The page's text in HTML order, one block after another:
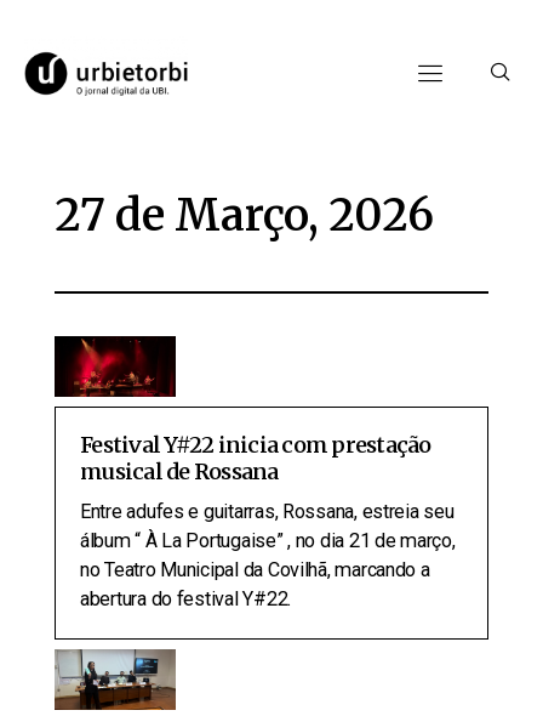
27 de Março, 2026
Festival Y#22 inicia com prestação
musical de Rossana
Entre adufes e guitarras, Rossana, estreia seu
álbum “ À La Portugaise” , no dia 21 de março,
no Teatro Municipal da Covilhã, marcando a
abertura do festival Y#22.